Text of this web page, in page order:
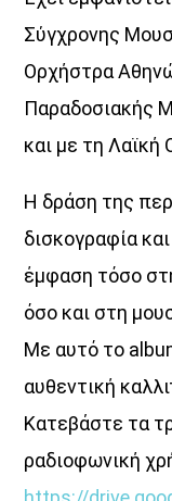
Σύγχρονης
Ορχήστρα
Παραδοσιακής
και με τη Λαϊκή
Η δράση της
δισκογραφία
έμφαση τόσο
όσο και στη
Με αυτό το
αυθεντική
Κατεβάστε τα
ραδιοφωνική